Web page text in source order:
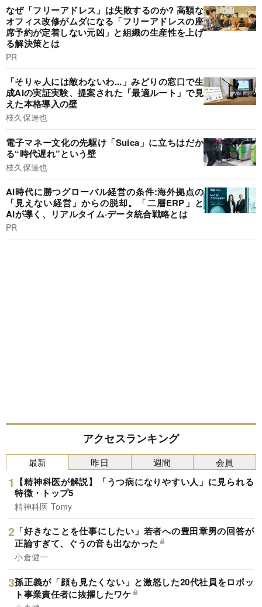
なぜ「フリーアドレス」は失敗するのか? 高額な
オフィス改修がムダになる「フリーアドレスの座
席予約が定着しない元凶」と組織の生産性を上げ
る解決策とは
PR
「そりゃ人には敵わないわ...」みどりの窓口で生
成AIの実証実験、提案された「最適ルート」で見
えた本格導入の壁
枝久保達也
電子マネー文化の先駆け「Suica」に立ちはだか
る“時代遅れ”という壁
枝久保達也
AI時代に勝つグローバル経営の条件:海外拠点の
「見えない経営」からの脱却。「二層ERP」と
AIが導く、リアルタイム·データ統合戦略とは
PR
アクセスランキング
最新
【精神科医が解説】「うつ病になりやすい人」に見られる
特徴・トップ5
精神科医 Tomy
「好きなことを仕事にしたい」若者への豊田章男の回答が
正論すぎて、ぐうの音も出なかった
小倉健一
孫正義が「顔も見たくない」と激怒した20代社員をロボッ
ト事業責任者に抜擢したワケ
昨日 週間 会員